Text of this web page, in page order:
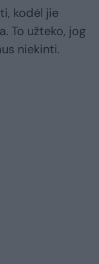
kodėl jie
To užteko, jog
niekinti.